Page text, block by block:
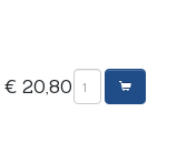
€ 20,80